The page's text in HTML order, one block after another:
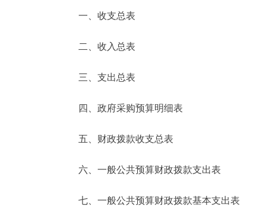
12345网上接诉即办
参与调查
走进北京
北京概况
绿色北京
ENGLISH
一、收支总表
二、收入总表
三、支出总表
四、政府采购预算明细表
五、财政拨款收支总表
六、一般公共预算财政拨款支出表
七、一般公共预算财政拨款基本支出表